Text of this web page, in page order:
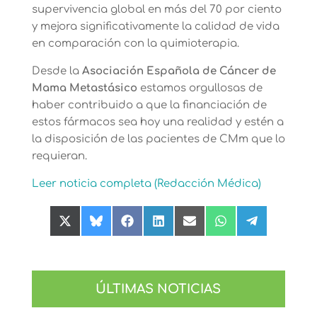
supervivencia global en más del 70 por ciento
y mejora significativamente la calidad de vida
en comparación con la quimioterapia.
Desde laAsociación Española de Cáncer de
Mama Metastásico estamos orgullosas de
haber contribuido a que la financiación de
estos fármacos sea hoy una realidad y estén a
la disposición de las pacientes de CMm que lo
requieran.
Leer noticia completa (Redacción Médica)
Compartir
en
Compartir
en
Compartir
en
Compartir
en
Compartir
en
Compartir
en
Compartir
en
ÚLTIMAS NOTICIAS